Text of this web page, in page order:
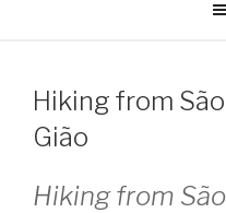
Hiking from
Gião
Hiking from